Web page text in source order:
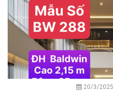
20/3/2025